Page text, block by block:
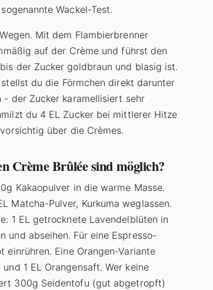
Wackel-Test.
Mit dem Flambierbrenner
auf der Crème und führst den
der Zucker goldbraun und blasig ist.
du die Förmchen direkt darunter
der Zucker karamellisiert sehr
du 4 EL Zucker bei mittlerer Hitze
über die Crèmes.
Crème Brûlée sind möglich?
Kakaopulver in die warme Masse.
Matcha-Pulver, Kurkuma weglassen.
1 EL getrocknete Lavendelblüten in
und abseihen. Für eine Espresso-
einrühren. Eine Orangen-Variante
1 EL Orangensaft. Wer keine
300g Seidentofu (gut abgetropft)